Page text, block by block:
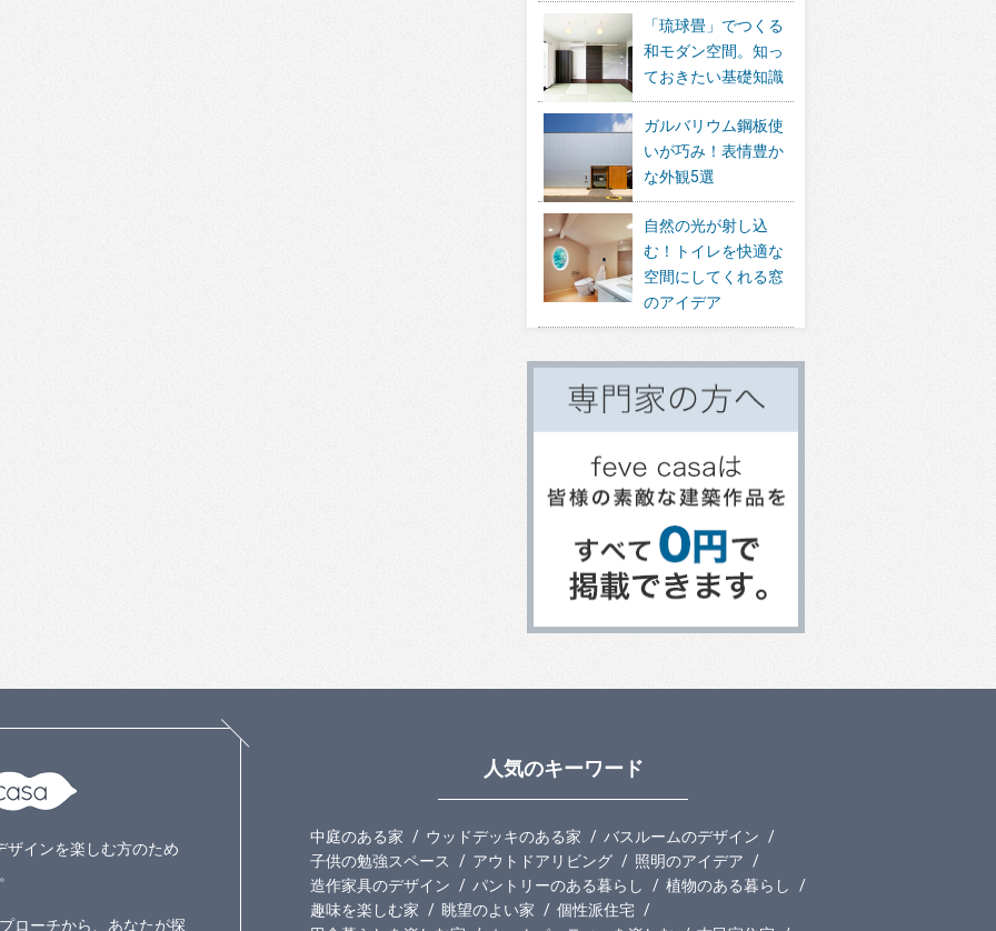
「琉球畳」でつくる
和モダン空間。知っ
ておきたい基礎知識
ガルバリウム鋼板使
いが巧み！表情豊か
な外観5選
自然の光が射し込
む！トイレを快適な
空間にしてくれる窓
のアイデア
インを楽しむ方のため
ローチから、あなたが探
人気のキーワード
中庭のある家 ウッドデッキのある家
バスルームのデザイン
子供の勉強スペース
アウトドアリビング
照明のアイデア
造作家具のデザイン
パントリーのある暮らし
植物のある暮らし
趣味を楽しむ家
眺望のよい家
個性派住宅